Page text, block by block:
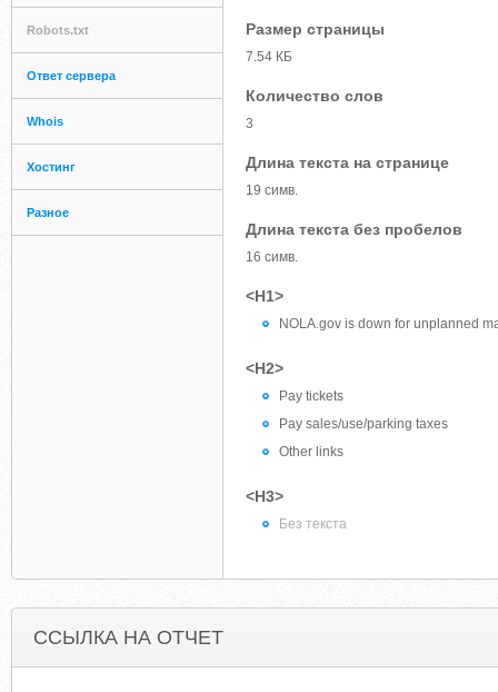
Robots.txt
Ответ сервера
Whois
Хостинг
Разное
Размер страницы
7.54 КБ
Количество слов
3
Длина текста на странице
19 симв.
Длина текста без пробелов
16 симв.
<H1>
NOLA.gov is down for unplanned
<H2>
Pay tickets
Pay sales/use/parking taxes
Other links
<H3>
Без текста
ССЫЛКА НА ОТЧЕТ